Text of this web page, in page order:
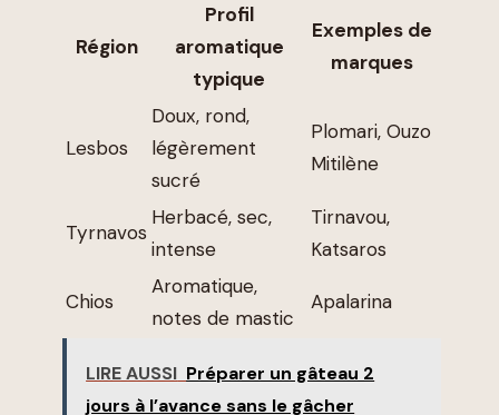
Région
Profil
aromatique
typique
Exemples de
marques
Lesbos
Doux, rond,
légèrement
sucré
Plomari, Ouzo
Mitilène
Tyrnavos
Herbacé, sec,
intense
Tirnavou,
Katsaros
Chios
Aromatique,
notes de mastic
Apalarina
LIRE AUSSI Préparer un gâteau 2
jours à l’avance sans le gâcher